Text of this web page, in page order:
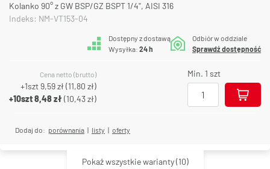
Kolanko 90° z GW BSP/GZ BSPT 1/4", AISI 316
Indeks: NM-VT153-04
Dostępny z dostawą
Wysyłka: 24 h
Odbiór w oddziale
Sprawdź dostępność
Cena netto (brutto)
+1szt9,59 zł(11,80 zł)
+10szt8,48 zł(10,43 zł)
Min. 1 szt
Dodaj do: porównania | listy | oferty
Pokaż wszystkie warianty(10)